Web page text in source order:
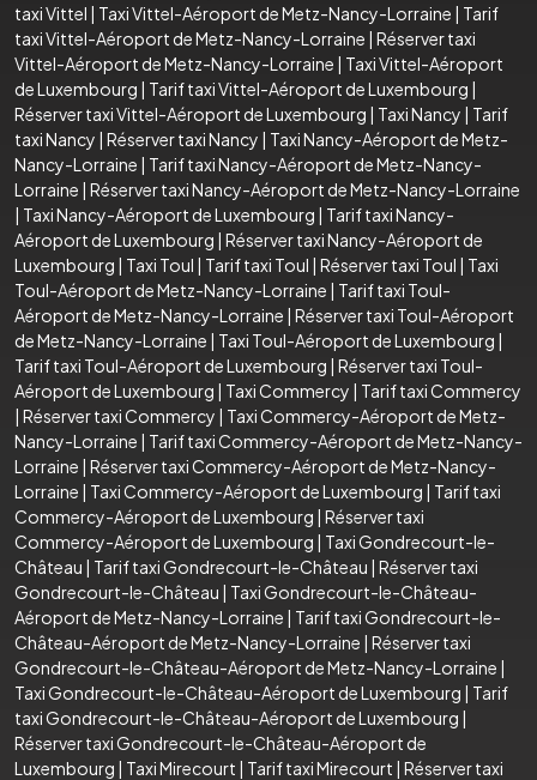
taxi Vittel | Taxi Vittel-Aéroport de Metz-Nancy-Lorraine | Tarif
taxi Vittel-Aéroport de Metz-Nancy-Lorraine | Réserver taxi
Vittel-Aéroport de Metz-Nancy-Lorraine | Taxi Vittel-Aéroport
de Luxembourg | Tarif taxi Vittel-Aéroport de Luxembourg |
Réserver taxi Vittel-Aéroport de Luxembourg | Taxi Nancy | Tarif
taxi Nancy | Réserver taxi Nancy | Taxi Nancy-Aéroport de Metz-
Nancy-Lorraine | Tarif taxi Nancy-Aéroport de Metz-Nancy-
Lorraine | Réserver taxi Nancy-Aéroport de Metz-Nancy-Lorraine
| Taxi Nancy-Aéroport de Luxembourg | Tarif taxi Nancy-
Aéroport de Luxembourg | Réserver taxi Nancy-Aéroport de
Luxembourg | Taxi Toul | Tarif taxi Toul | Réserver taxi Toul | Taxi
Toul-Aéroport de Metz-Nancy-Lorraine | Tarif taxi Toul-
Aéroport de Metz-Nancy-Lorraine | Réserver taxi Toul-Aéroport
de Metz-Nancy-Lorraine | Taxi Toul-Aéroport de Luxembourg |
Tarif taxi Toul-Aéroport de Luxembourg | Réserver taxi Toul-
Aéroport de Luxembourg | Taxi Commercy | Tarif taxi Commercy
| Réserver taxi Commercy | Taxi Commercy-Aéroport de Metz-
Nancy-Lorraine | Tarif taxi Commercy-Aéroport de Metz-Nancy-
Lorraine | Réserver taxi Commercy-Aéroport de Metz-Nancy-
Lorraine | Taxi Commercy-Aéroport de Luxembourg | Tarif taxi
Commercy-Aéroport de Luxembourg | Réserver taxi
Commercy-Aéroport de Luxembourg | Taxi Gondrecourt-le-
Château | Tarif taxi Gondrecourt-le-Château | Réserver taxi
Gondrecourt-le-Château | Taxi Gondrecourt-le-Château-
Aéroport de Metz-Nancy-Lorraine | Tarif taxi Gondrecourt-le-
Château-Aéroport de Metz-Nancy-Lorraine | Réserver taxi
Gondrecourt-le-Château-Aéroport de Metz-Nancy-Lorraine |
Taxi Gondrecourt-le-Château-Aéroport de Luxembourg | Tarif
taxi Gondrecourt-le-Château-Aéroport de Luxembourg |
Réserver taxi Gondrecourt-le-Château-Aéroport de
Luxembourg | Taxi Mirecourt | Tarif taxi Mirecourt | Réserver taxi